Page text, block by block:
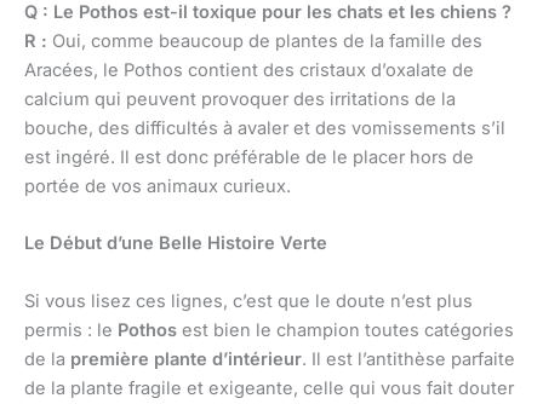
Q : Le Pothos est-il toxique pour les chats et les chiens ?
R : Oui, comme beaucoup de plantes de la famille des
Aracées, le Pothos contient des cristaux d’oxalate de
calcium qui peuvent provoquer des irritations de la
bouche, des difficultés à avaler et des vomissements s’il
est ingéré. Il est donc préférable de le placer hors de
portée de vos animaux curieux.
Le Début d’une Belle Histoire Verte
Si vous lisez ces lignes, c’est que le doute n’est plus
permis : le Pothos est bien le champion toutes catégories
de la première plante d’intérieur. Il est l’antithèse parfaite
de la plante fragile et exigeante, celle qui vous fait douter